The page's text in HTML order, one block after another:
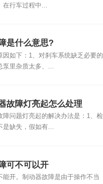
在行车过程中...
是什么意思?
因如下：1、对刹车系统缺乏必要的
里杂质太多、...
故障灯亮起怎么处理
障问题灯亮起的解决办法是：1、检
是缺失，假如有...
可不可以开
能开。制动器故障是由于操作不当